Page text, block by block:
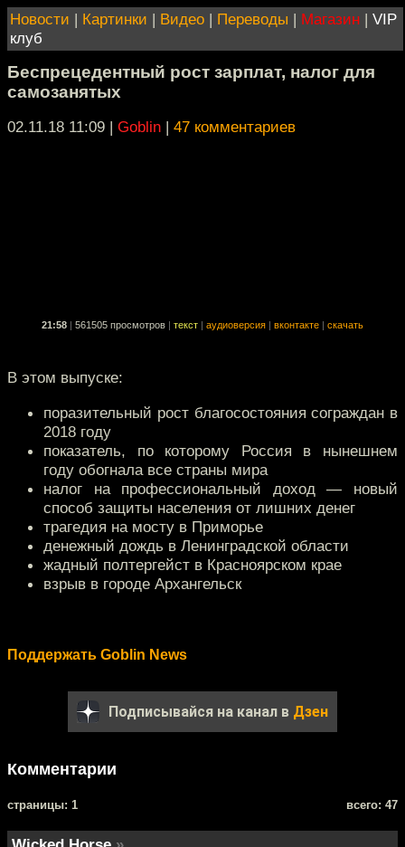
Новости | Картинки | Видео | Переводы | Магазин | VIP
клуб
Беспрецедентный рост зарплат, налог для
самозанятых
02.11.18 11:09 | Goblin | 47 комментариев
21:58 561505 просмотров текст аудиоверсия вконтакте скачать
В этом выпуске:
поразительный рост благосостояния сограждан в
2018 году
показатель, по которому Россия в нынешнем
году обогнала все страны мира
налог на профессиональный доход — новый
способ защиты населения от лишних денег
трагедия на мосту в Приморье
денежный дождь в Ленинградской области
жадный полтергейст в Красноярском крае
взрыв в городе Архангельск
Поддержать Goblin News
Подписывайся на канал в Дзен
Комментарии
cтраницы: 1 всего: 47